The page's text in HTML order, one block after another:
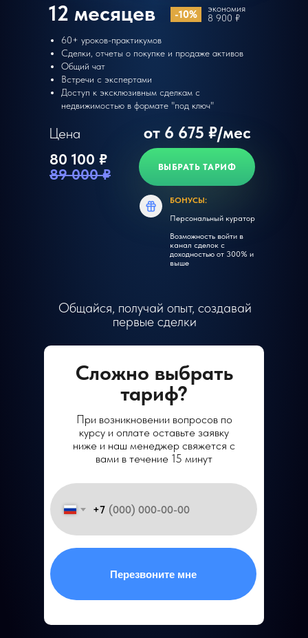
ВЫБРАТЬ ТАРИФ
12 месяцев
Цена
80 100 ₽
89 000 ₽
экономия
8 900 ₽
от 6 675 ₽/мес
-10%
60+ уроков-практикумов
Сделки, отчеты о покупке и продаже активов
Общий чат
Встречи с экспертами
Доступ к эксклюзивным сделкам с
недвижимостью в формате "под ключ"
Общайся, получай опыт, создавай
первые сделки
Сложно выбрать
тариф?
При возникновении вопросов по
курсу и оплате оставьте заявку
ниже и наш менеджер свяжется с
вами в течение 15 минут
+7
Перезвоните мне
БОНУСЫ:
Персональный куратор
Возможность войти в
канал сделок с
доходностью от 300% и
выше